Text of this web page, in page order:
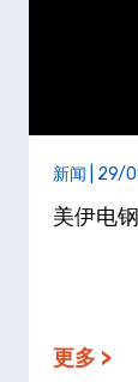
新闻 | 29/
美伊电
更多 >